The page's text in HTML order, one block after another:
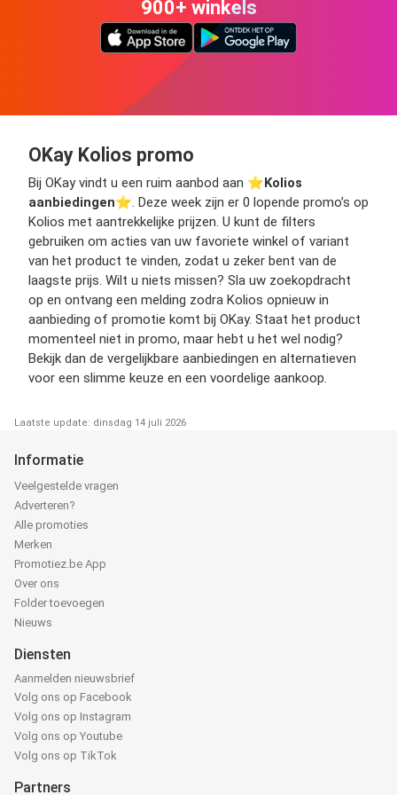
900+ winkels
OKay Kolios promo
Bij OKay vindt u een ruim aanbod aan ⭐️Kolios
aanbiedingen⭐️. Deze week zijn er 0 lopende promo’s op
Kolios met aantrekkelijke prijzen. U kunt de filters
gebruiken om acties van uw favoriete winkel of variant
van het product te vinden, zodat u zeker bent van de
laagste prijs. Wilt u niets missen? Sla uw zoekopdracht
op en ontvang een melding zodra Kolios opnieuw in
aanbieding of promotie komt bij OKay. Staat het product
momenteel niet in promo, maar hebt u het wel nodig?
Bekijk dan de vergelijkbare aanbiedingen en alternatieven
voor een slimme keuze en een voordelige aankoop.
Laatste update: dinsdag 14 juli 2026
Informatie
Veelgestelde vragen
Adverteren?
Alle promoties
Merken
Promotiez.be App
Over ons
Folder toevoegen
Nieuws
Diensten
Aanmelden nieuwsbrief
Volg ons op Facebook
Volg ons op Instagram
Volg ons op Youtube
Volg ons op TikTok
Partners